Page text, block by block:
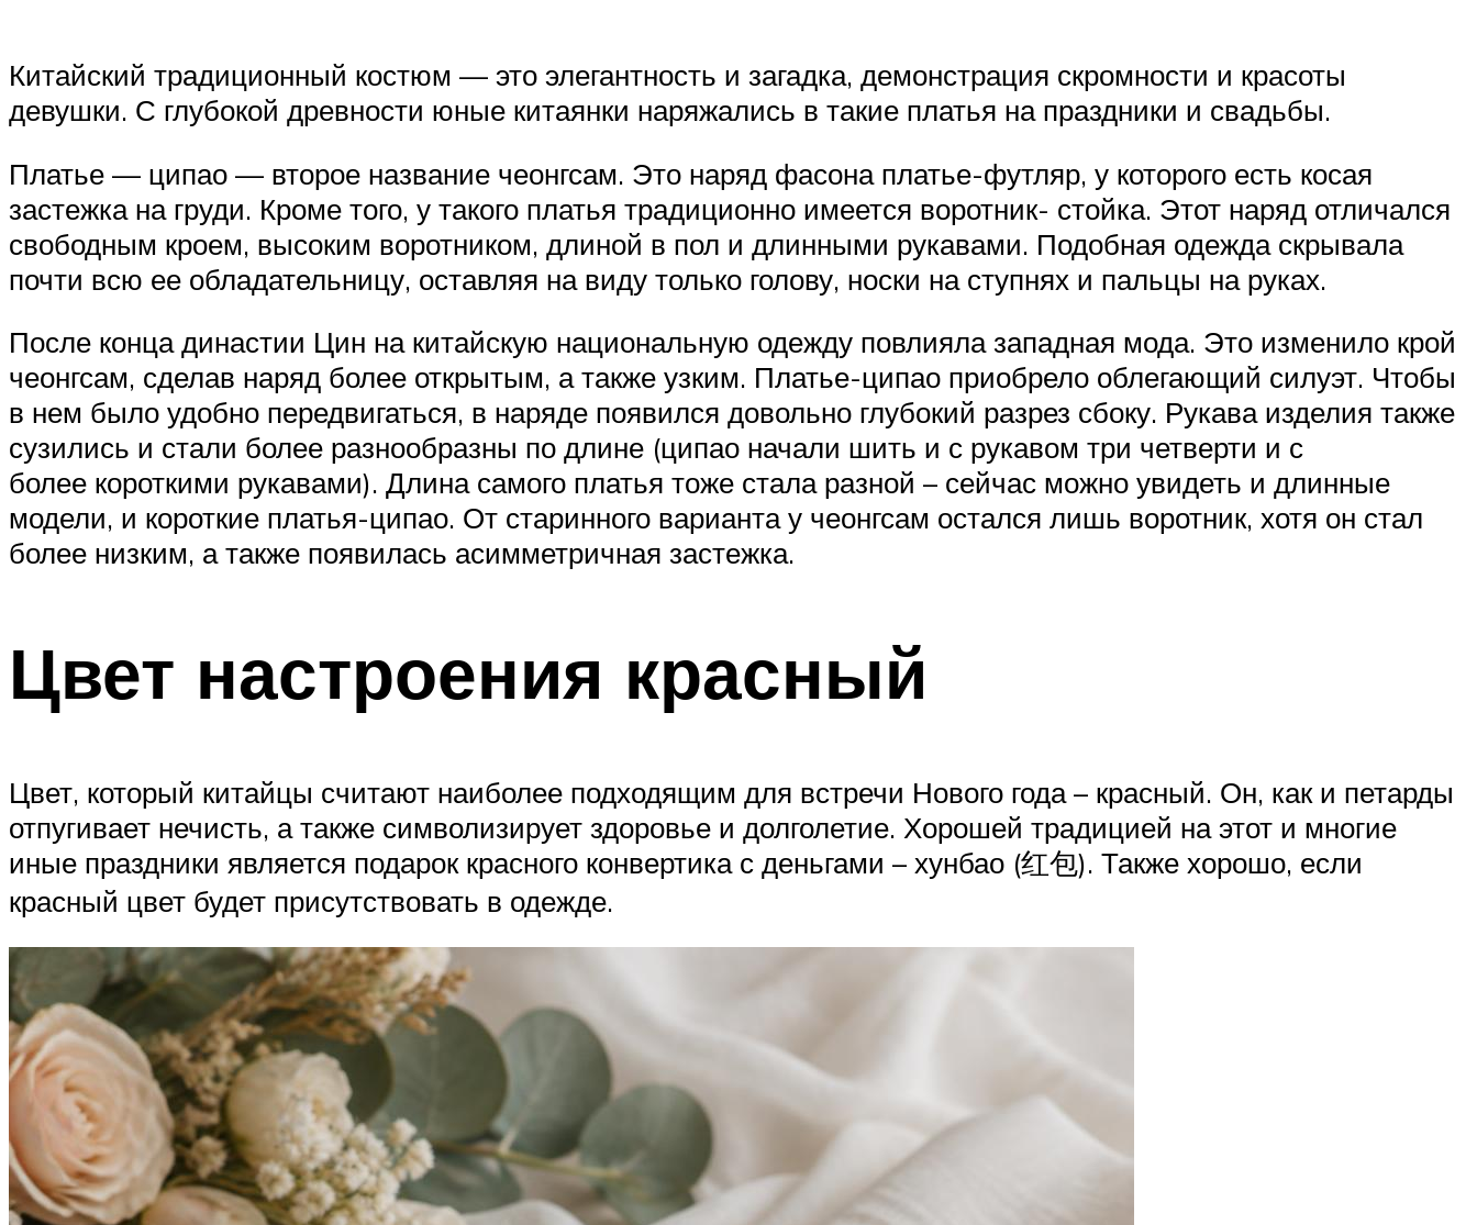
Китайский традиционный костюм — это элегантность и загадка, демонстрация скромности и красоты
девушки. С глубокой древности юные китаянки наряжались в такие платья на праздники и свадьбы.
Платье — ципао — второе название чеонгсам. Это наряд фасона платье-футляр, у которого есть косая
застежка на груди. Кроме того, у такого платья традиционно имеется воротник- стойка. Этот наряд отличался
свободным кроем, высоким воротником, длиной в пол и длинными рукавами. Подобная одежда скрывала
почти всю ее обладательницу, оставляя на виду только голову, носки на ступнях и пальцы на руках.
После конца династии Цин на китайскую национальную одежду повлияла западная мода. Это изменило крой
чеонгсам, сделав наряд более открытым, а также узким. Платье-ципао приобрело облегающий силуэт. Чтобы
в нем было удобно передвигаться, в наряде появился довольно глубокий разрез сбоку. Рукава изделия также
сузились и стали более разнообразны по длине (ципао начали шить и с рукавом три четверти и с
более короткими рукавами). Длина самого платья тоже стала разной – сейчас можно увидеть и длинные
модели, и короткие платья-ципао. От старинного варианта у чеонгсам остался лишь воротник, хотя он стал
более низким, а также появилась асимметричная застежка.
Цвет настроения красный
Цвет, который китайцы считают наиболее подходящим для встречи Нового года – красный. Он, как и петарды
отпугивает нечисть, а также символизирует здоровье и долголетие. Хорошей традицией на этот и многие
иные праздники является подарок красного конвертика с деньгами – хунбао (红包). Также хорошо, если
красный цвет будет присутствовать в одежде.